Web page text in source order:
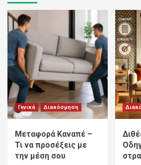
Γενικά Διακόσμηση
Μεταφορά Καναπέ –
Τι να προσέξεις με
την μέση σου